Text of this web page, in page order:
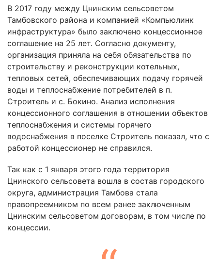
В 2017 году между Цнинским сельсоветом
Тамбовского района и компанией «Компьюлинк
инфраструктура» было заключено концессионное
соглашение на 25 лет. Согласно документу,
организация приняла на себя обязательства по
строительству и реконструкции котельных,
тепловых сетей, обеспечивающих подачу горячей
воды и теплоснабжение потребителей в п.
Строитель и с. Бокино. Анализ исполнения
концессионного соглашения в отношении объектов
теплоснабжения и системы горячего
водоснабжения в поселке Строитель показал, что с
работой концессионер не справился.
Так как с 1 января этого года территория
Цнинского сельсовета вошла в состав городского
округа, администрация Тамбова стала
правопреемником по всем ранее заключенным
Цнинским сельсоветом договорам, в том числе по
концессии.